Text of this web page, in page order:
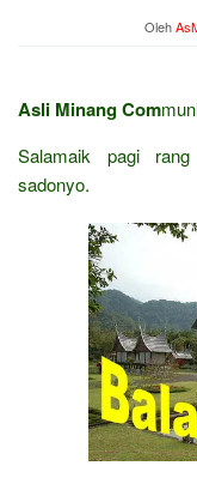
Oleh
Asli Minang Com
Salamaik pagi
sadonyo.